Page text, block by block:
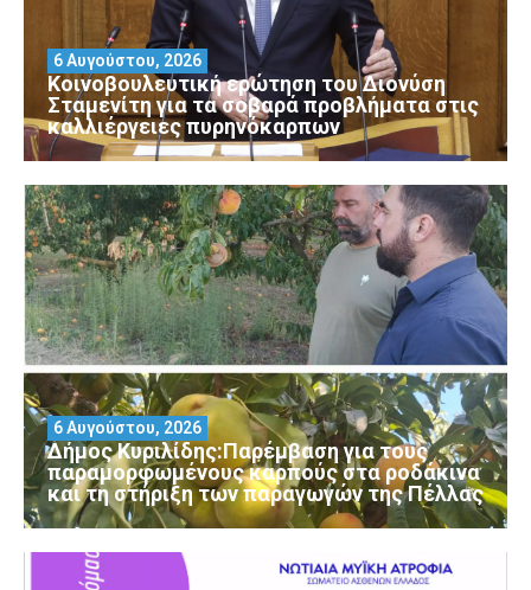
Κοινοβουλευτική ερώτηση του Διονύση
Σταμενίτη για τα σοβαρά προβλήματα στις
καλλιέργειες πυρηνόκαρπων
6 Αυγούστου, 2026
Δήμος Κυριλίδης:Παρέμβαση για τους
παραμορφωμένους καρπούς στα ροδάκινα
και τη στήριξη των παραγωγών της Πέλλας
6 Αυγούστου, 2026